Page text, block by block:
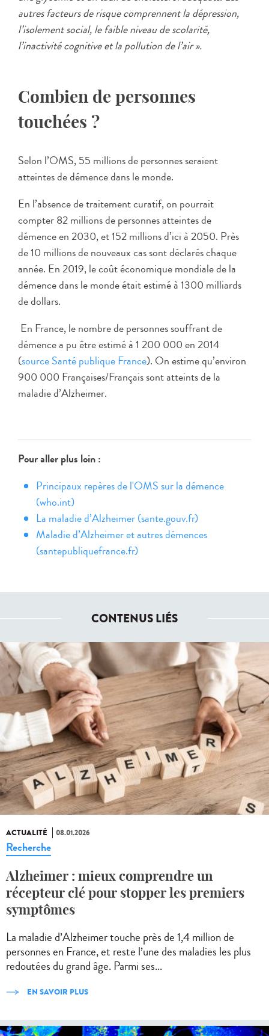
autres facteurs de risque comprennent la dépression,
l’isolement social, le faible niveau de scolarité,
l’inactivité cognitive et la pollution de l’air ».
Combien de personnes
touchées ?
Selon l’OMS, 55 millions de personnes seraient
atteintes de démence dans le monde.
En l’absence de traitement curatif, on pourrait
compter 82 millions de personnes atteintes de
démence en 2030, et 152 millions d’ici à 2050. Près
de 10 millions de nouveaux cas sont déclarés chaque
année. En 2019, le coût économique mondiale de la
démence dans le monde était estimé à 1300 milliards
de dollars.
En France, le nombre de personnes souffrant de
démence a pu être estimé à 1 200 000 en 2014
(source Santé publique France). On estime qu’environ
900 000 Françaises/Français sont atteints de la
maladie d’Alzheimer.
Pour aller plus loin :
Principaux repères de l'OMS sur la démence
(who.int)
La maladie d’Alzheimer (sante.gouv.fr)
Maladie d’Alzheimer et autres démences
(santepubliquefrance.fr)
CONTENUS LIÉS
ACTUALITÉ 08.01.2026
Recherche
Alzheimer : mieux comprendre un
récepteur clé pour stopper les premiers
symptômes
La maladie d’Alzheimer touche près de 1,4 million de
personnes en France, et reste l’une des maladies les plus
redoutées du grand âge. Parmi ses...
EN SAVOIR PLUS